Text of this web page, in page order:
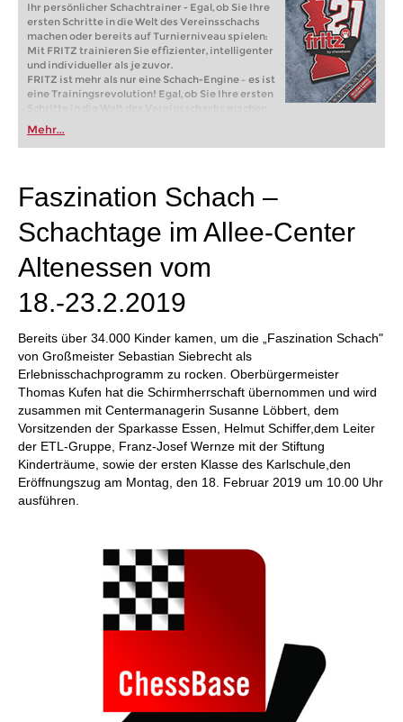
Ihr persönlicher Schachtrainer - Egal, ob Sie Ihre
ersten Schritte in die Welt des Vereinsschachs
machen oder bereits auf Turnierniveau spielen:
Mit FRITZ trainieren Sie effizienter, intelligenter
und individueller als je zuvor.
FRITZ ist mehr als nur eine Schach-Engine – es ist
eine Trainingsrevolution! Egal, ob Sie Ihre ersten
Schritte in die Welt des Vereinsschachs machen
oder bereits auf Turnierniveau spielen: Mit
FRITZ trainieren Sie effizienter, intelligenter und
individueller als je zuvor.
Mehr...
Faszination Schach –
Schachtage im Allee-Center
Altenessen vom
18.-23.2.2019
Bereits über 34.000 Kinder kamen, um die „Faszination Schach"
von Großmeister Sebastian Siebrecht als
Erlebnisschachprogramm zu rocken. Oberbürgermeister
Thomas Kufen hat die Schirmherrschaft übernommen und wird
zusammen mit Centermanagerin Susanne Löbbert, dem
Vorsitzenden der Sparkasse Essen, Helmut Schiffer,dem Leiter
der ETL-Gruppe, Franz-Josef Wernze mit der Stiftung
Kinderträume, sowie der ersten Klasse des Karlschule,den
Eröffnungszug am Montag, den 18. Februar 2019 um 10.00 Uhr
ausführen.